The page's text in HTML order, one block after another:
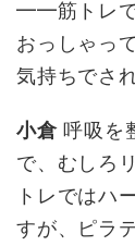
━━筋トレで
おっしゃっ
気持ちでさ
小倉呼吸を
で、むしろ
トレではハ
すが、ピラ